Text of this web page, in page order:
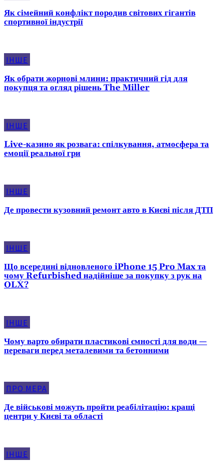
Як сімейний конфлікт породив світових гігантів
спортивної індустрії
ІНШЕ
Як обрати жорнові млини: практичний гід для
покупця та огляд рішень The Miller
ІНШЕ
Live-казино як розвага: спілкування, атмосфера та
емоції реальної гри
ІНШЕ
Де провести кузовний ремонт авто в Києві після ДТП
ІНШЕ
Що всередині відновленого iPhone 15 Pro Max та
чому Refurbished надійніше за покупку з рук на
OLX?
ІНШЕ
Чому варто обирати пластикові ємності для води —
переваги перед металевими та бетонними
ПРО МЕРА
Де військові можуть пройти реабілітацію: кращі
центри у Києві та області
ІНШЕ